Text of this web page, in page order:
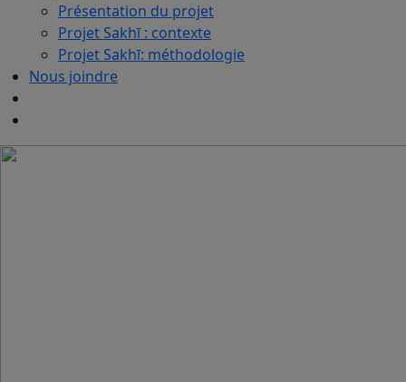
Présentation du projet
Projet Sakhī : contexte
Projet Sakhī: méthodologie
Nous joindre